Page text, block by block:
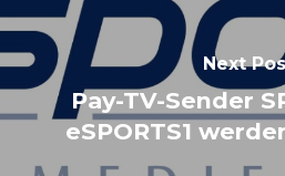
Next
Pay-TV-Sender
eSPORTS1